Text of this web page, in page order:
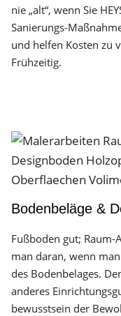
nie „alt“, wenn Sie
Sanierungs-
und helfen Kosten zu
Frühzeitig.
Bodenbeläge &
Fußboden gut;
man daran, wenn
des Boden­belages.
anderes
bewusstsein der